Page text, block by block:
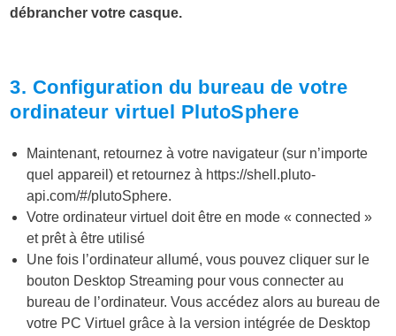
débrancher votre casque.
3. Configuration du bureau de votre
ordinateur virtuel PlutoSphere
Maintenant, retournez à votre navigateur (sur n’importe
quel appareil) et retournez à https://shell.pluto-
api.com/#/plutoSphere.
Votre ordinateur virtuel doit être en mode « connected »
et prêt à être utilisé
Une fois l’ordinateur allumé, vous pouvez cliquer sur le
bouton Desktop Streaming pour vous connecter au
bureau de l’ordinateur. Vous accédez alors au bureau de
votre PC Virtuel grâce à la version intégrée de Desktop